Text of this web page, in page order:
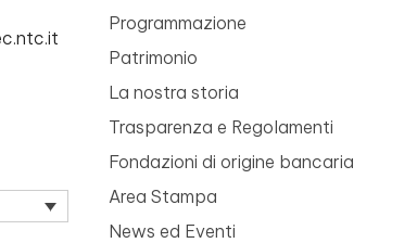
Programmazione
Patrimonio
La nostra storia
Trasparenza e Regolamenti
Fondazioni di origine bancaria
Area Stampa
News ed Eventi